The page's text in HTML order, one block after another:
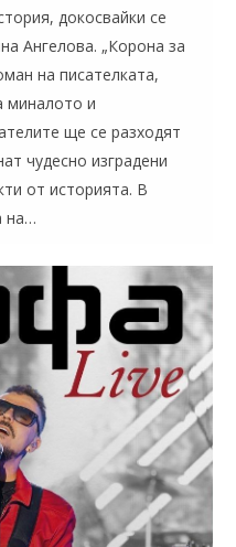
докосвайки се
Ангелова. „Корона за
на писателката,
миналото и
ще се разходят
чудесно изградени
от историята. В
на…